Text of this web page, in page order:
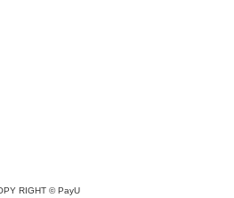
RIGHT ©PayU